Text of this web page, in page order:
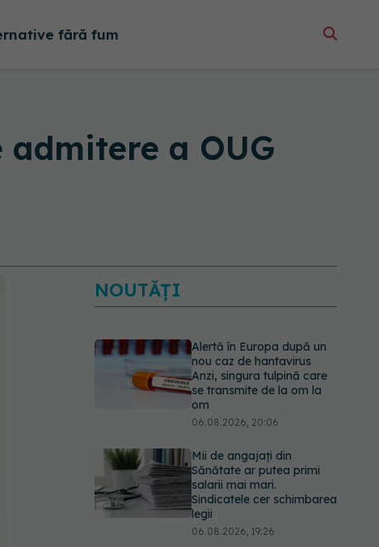
fără fum
a OUG
NOUTĂȚI
Alertă în Europa după un
nou caz de hantavirus
Anzi, singura tulpină care
se transmite de la om la
om
06.08.2026, 20:06
Mii de angajați din
Sănătate ar putea primi
salarii mai mari.
Sindicatele cer schimbarea
legii
06.08.2026, 19:26